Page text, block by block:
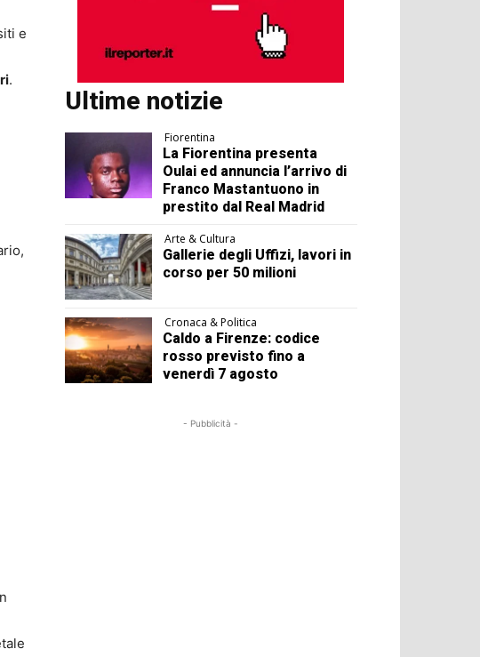
e
.
Ultime notizie
Fiorentina
La Fiorentina presenta
Oulai ed annuncia l’arrivo di
Franco Mastantuono in
prestito dal Real Madrid
Arte & Cultura
Gallerie degli Uffizi, lavori in
corso per 50 milioni
Cronaca & Politica
Caldo a Firenze: codice
rosso previsto fino a
venerdì 7 agosto
- Pubblicità -